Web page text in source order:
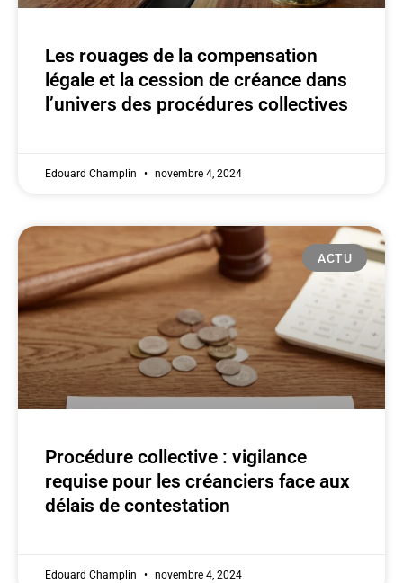
Les rouages de la compensation
légale et la cession de créance dans
l’univers des procédures collectives
Edouard Champlin novembre 4, 2024
ACTU
Procédure collective : vigilance
requise pour les créanciers face aux
délais de contestation
Edouard Champlin novembre 4, 2024